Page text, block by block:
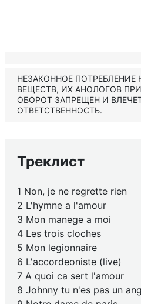
НЕЗАКОННОЕ
ВЕЩЕСТВ, ИХ АНОЛОГОВ
ОБОРОТ ЗАПРЕЩЕН И
ОТВЕТСТВЕННОСТЬ.
Треклист
1 Non, je ne regrette rien
2 L'hymne a l'amour
3 Mon manege a moi
4 Les trois cloches
5 Mon legionnaire
6 L'accordeoniste (live)
7 A quoi ca sert l'amour
8 Johnny tu n'es pas un